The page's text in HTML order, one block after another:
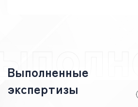
Выполненные
экспертизы